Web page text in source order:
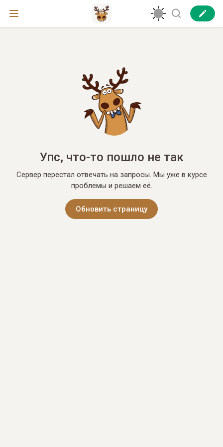
Упс, что-то пошло не так
Сервер перестал отвечать на запросы. Мы уже в курсе
проблемы и решаем её.
Обновить страницу